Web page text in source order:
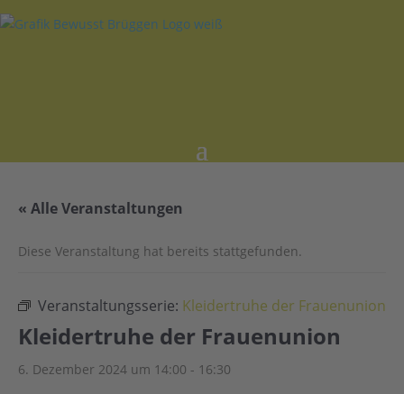
« Alle Veranstaltungen
Diese Veranstaltung hat bereits stattgefunden.
Veranstaltungsserie: Kleidertruhe der Frauenunion
Kleidertruhe der Frauenunion
6. Dezember 2024 um 14:00 - 16:30